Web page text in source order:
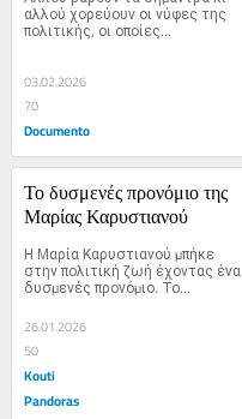
αλλού χορεύουν οι νύφες της
πολιτικής, οι οποίες...
03.02.2026
70
Documento
Το δυσμενές προνόμιο της
Μαρίας Καρυστιανού
Η Μαρία Καρυστιανού µπήκε
στην πολιτική ζωή έχοντας ένα
δυσµενές προνόµιο. Το...
26.01.2026
50
Kouti
Pandoras